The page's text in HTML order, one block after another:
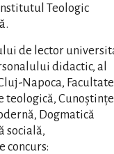
Teologic
de lector
didactic, al
Napoca,
teologică, Cunoștințe
Dogmatică
socială,
concurs: